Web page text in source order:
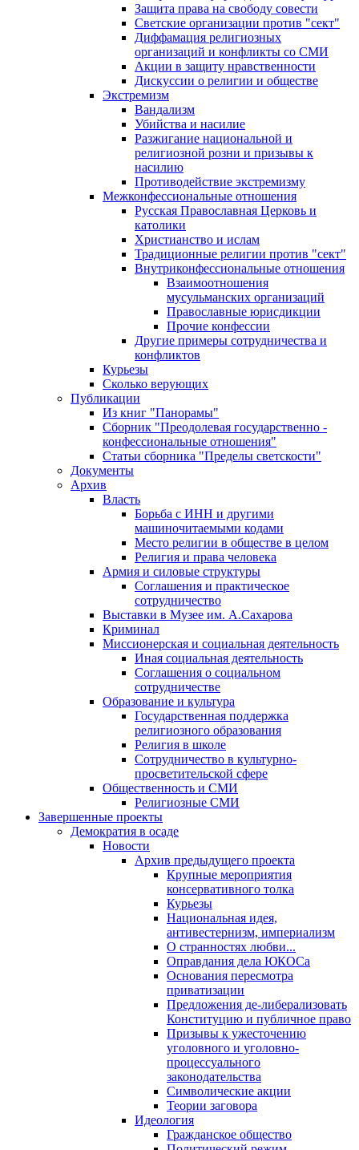
Защита права на свободу совести
Светские организации против "сект"
Диффамация религиозных
организаций и конфликты со СМИ
Акции в защиту нравственности
Дискуссии о религии и обществе
Экстремизм
Вандализм
Убийства и насилие
Разжигание национальной и
религиозной розни и призывы к
насилию
Противодействие экстремизму
Межконфессиональные отношения
Русская Православная Церковь и
католики
Христианство и ислам
Традиционные религии против "сект"
Внутриконфессиональные отношения
Взаимоотношения
мусульманских организаций
Православные юрисдикции
Прочие конфессии
Другие примеры сотрудничества и
конфликтов
Курьезы
Сколько верующих
Публикации
Из книг "Панорамы"
Сборник "Преодолевая государственно -
конфессиональные отношения"
Статьи сборника "Пределы светскости"
Документы
Архив
Власть
Борьба с ИНН и другими
машиночитаемыми кодами
Место религии в обществе в целом
Религия и права человека
Армия и силовые структуры
Соглашения и практическое
сотрудничество
Выставки в Музее им. А.Сахарова
Криминал
Миссионерская и социальная деятельность
Иная социальная деятельность
Соглашения о социальном
сотрудничестве
Образование и культура
Государственная поддержка
религиозного образования
Религия в школе
Сотрудничество в культурно-
просветительской сфере
Общественность и СМИ
Религиозные СМИ
Завершенные проекты
Демократия в осаде
Новости
Архив предыдущего проекта
Крупные мероприятия
консервативного толка
Курьезы
Национальная идея,
антивестернизм, империализм
О странностях любви...
Оправдания дела ЮКОСа
Основания пересмотра
приватизации
Предложения де-либерализовать
Конституцию и публичное право
Призывы к ужесточению
уголовного и уголовно-
процессуального
законодательства
Символические акции
Теории заговора
Идеология
Гражданское общество